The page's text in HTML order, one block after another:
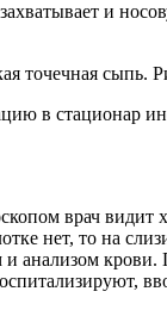
и
точечная сыпь.
в стационар
врач видит
нет, то на
и анализом